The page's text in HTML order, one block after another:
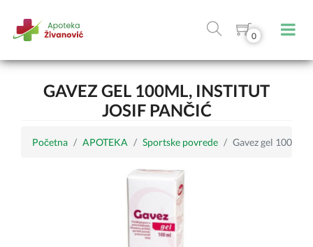
0
GAVEZ GEL 100ML, INSTITUT
JOSIF PANČIĆ
Početna APOTEKA Sportske povrede Gavez gel 100ml,